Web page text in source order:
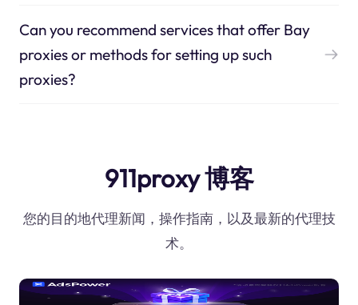
Can you recommend services that offer Bay
proxies or methods for setting up such
proxies?
911proxy 博客
您的目的地代理新闻，操作指南，以及最新的代理技
术。